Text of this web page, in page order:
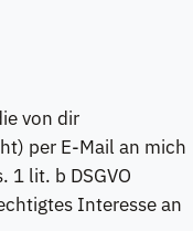
von dir
per E-Mail an mich
1 lit. b DSGVO
Interesse an